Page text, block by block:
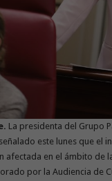
La presidenta del Grupo
este lunes que el
afectada en el ámbito de
por la Audiencia de